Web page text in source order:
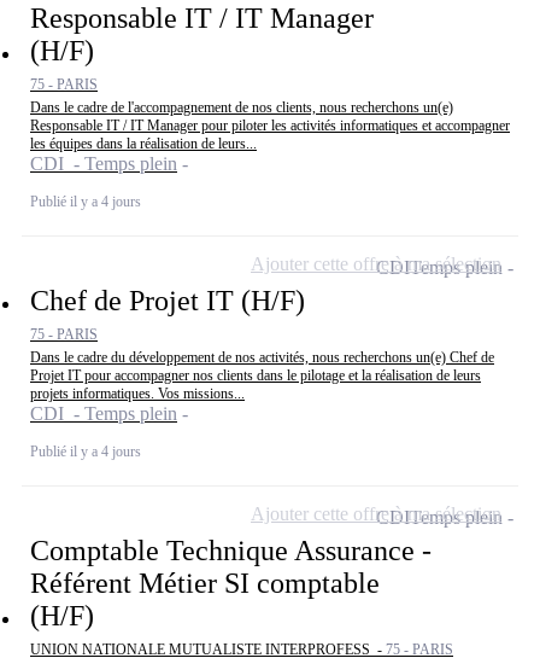
Responsable IT / IT Manager
(H/F)
75 - PARIS
Dans le cadre de l'accompagnement de nos clients, nous recherchons un(e)
Responsable IT / IT Manager pour piloter les activités informatiques et accompagner
les équipes dans la réalisation de leurs...
CDI - Temps plein
Publié il y a 4 jours
Chef de Projet IT (H/F)
75 - PARIS
Dans le cadre du développement de nos activités, nous recherchons un(e) Chef de
Projet IT pour accompagner nos clients dans le pilotage et la réalisation de leurs
projets informatiques. Vos missions...
CDI - Temps plein
Publié il y a 4 jours
CDITemps plein
Ajouter cette offre à ma sélection
Comptable Technique Assurance -
Référent Métier SI comptable
(H/F)
UNION NATIONALE MUTUALISTE INTERPROFESS - 75 - PARIS
CDITemps plein
Ajouter cette offre à ma sélection